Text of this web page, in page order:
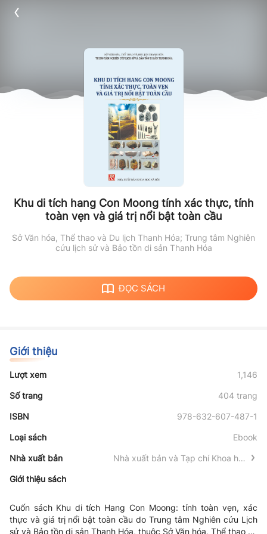
Khu di tích hang Con Moong tính xác thực, tính
toàn vẹn và giá trị nổi bật toàn cầu
Sở Văn hóa, Thể thao và Du lịch Thanh Hóa; Trung tâm Nghiên
cứu lịch sử và Bảo tồn di sản Thanh Hóa
ĐỌC SÁCH
Giới thiệu
Lượt xem 1,146
Số trang 404 trang
ISBN 978-632-607-487-1
Loại sách Ebook
Nhà xuất bản
Nhà xuất bản và Tạp chí Khoa học
Giới thiệu sách
Cuốn sách Khu di tích Hang Con Moong: tính toàn vẹn, xác
thực và giá trị nổi bật toàn cầu do Trung tâm Nghiên cứu Lịch
sử và Bảo tồn di sản Thanh Hóa, thuộc Sở Văn hóa, Thể thao và